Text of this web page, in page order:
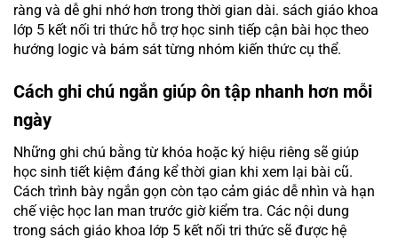
ràng và dễ ghi nhớ hơn trong thời gian dài. sách giáo khoa
lớp 5 kết nối tri thức hỗ trợ học sinh tiếp cận bài học theo
hướng logic và bám sát từng nhóm kiến thức cụ thể.
Cách ghi chú ngắn giúp ôn tập nhanh hơn mỗi
ngày
Những ghi chú bằng từ khóa hoặc ký hiệu riêng sẽ giúp
học sinh tiết kiệm đáng kể thời gian khi xem lại bài cũ.
Cách trình bày ngắn gọn còn tạo cảm giác dễ nhìn và hạn
chế việc học lan man trước giờ kiểm tra. Các nội dung
trong sách giáo khoa lớp 5 kết nối tri thức sẽ được hệ